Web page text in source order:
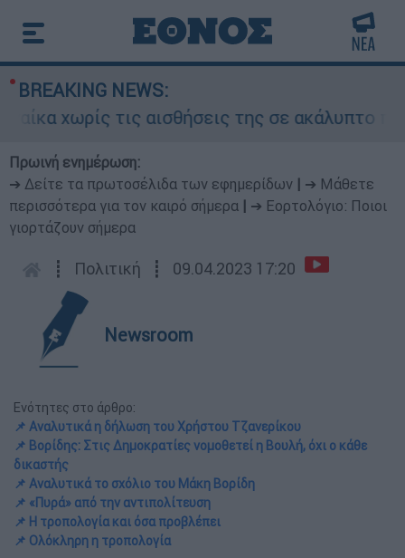
BREAKING NEWS:
τις αισθήσεις της σε ακάλυπτο
Πρωινή ενημέρωση:
➔ Δείτε τα πρωτοσέλιδα των εφημερίδων
➔ Μάθετε
περισσότερα για τον καιρό σήμερα
➔ Εορτολόγιο: Ποιοι
γιορτάζουν σήμερα
┋ Πολιτική ┋ 09.04.2023 17:20
Newsroom
Ενότητες στο άρθρο:
📌 Αναλυτικά η δήλωση του Χρήστου Τζανερίκου
📌 Βορίδης: Στις Δημοκρατίες νομοθετεί η Βουλή, όχι ο κάθε
δικαστής
📌 Αναλυτικά το σχόλιο του Μάκη Βορίδη
📌 «Πυρά» από την αντιπολίτευση
📌 Η τροπολογία και όσα προβλέπει
📌 Ολόκληρη η τροπολογία